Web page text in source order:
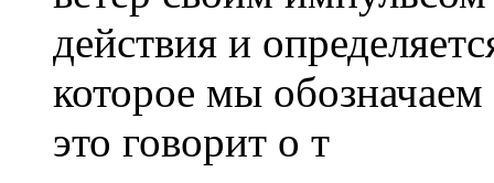
действия и
которое мы
это говорит о т